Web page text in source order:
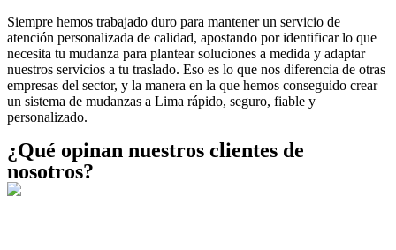
Siempre hemos trabajado duro para mantener un servicio de
atención personalizada de calidad, apostando por identificar lo que
necesita tu mudanza para plantear soluciones a medida y adaptar
nuestros servicios a tu traslado. Eso es lo que nos diferencia de otras
empresas del sector, y la manera en la que hemos conseguido crear
un sistema de mudanzas a Lima rápido, seguro, fiable y
personalizado.
¿Qué opinan nuestros clientes de
nosotros?